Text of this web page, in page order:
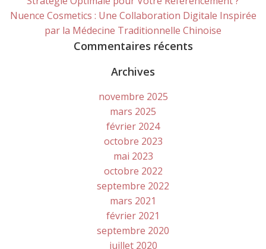
Nuence Cosmetics : Une Collaboration Digitale Inspirée
par la Médecine Traditionnelle Chinoise
Commentaires récents
Archives
novembre 2025
mars 2025
février 2024
octobre 2023
mai 2023
octobre 2022
septembre 2022
mars 2021
février 2021
septembre 2020
juillet 2020